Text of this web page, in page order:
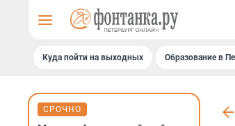
Куда пойти на выходных Образование в
СРОЧНО